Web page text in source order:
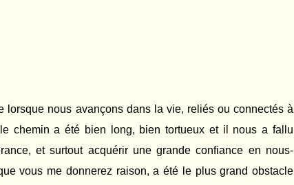
lorsque nous avançons dans la vie, reliés ou connectés à
chemin a été bien long, bien tortueux et il nous a fallu
et surtout acquérir une grande confiance en nous-
vous me donnerez raison, a été le plus grand obstacle